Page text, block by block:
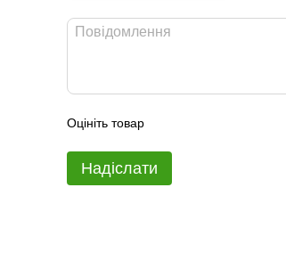
Оцініть товар
Надіслати